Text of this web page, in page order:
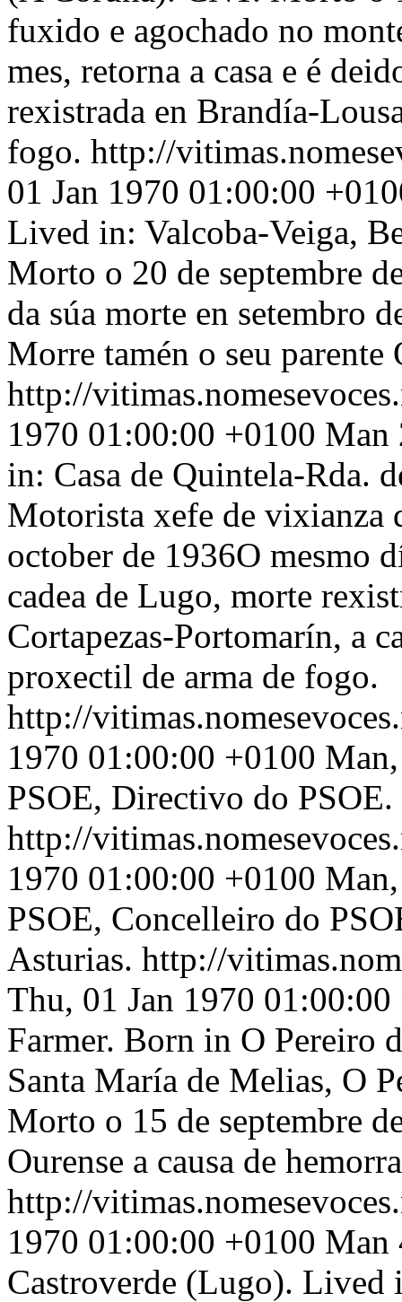
fuxido e agochado no
mes, retorna a casa e é
rexistrada en Brandía-
fogo. http://
01 Jan 1970 01:00:00
Lived in: Valcoba-Veiga,
Morto o 20 de septembre
da súa morte en setembro
Morre tamén o seu
http://
1970 01:00:00 +0100 Man
in: Casa de Quintela-Rda.
Motorista xefe de vixianza
october de 1936O mesmo
cadea de Lugo, morte
Cortapezas-Portomarín, a
proxectil de arma de fogo.
http://
1970 01:00:00 +0100
PSOE, Directivo do
http://
1970 01:00:00 +0100
PSOE, Concelleiro do
Asturias. http://
Thu, 01 Jan 1970 01:00:00
Farmer. Born in O Pereiro
Santa María de Melias, O
Morto o 15 de septembre
Ourense a causa de
http://
1970 01:00:00 +0100 Man
Castroverde (Lugo).